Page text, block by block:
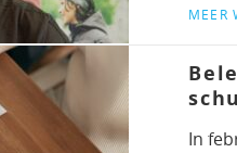
MEER
In